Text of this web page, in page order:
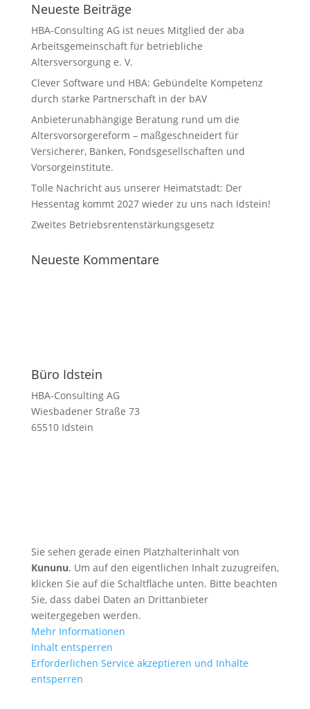
Neueste Beiträge
HBA-Consulting AG ist neues Mitglied der aba
Arbeitsgemeinschaft für betriebliche
Altersversorgung e. V.
Clever Software und HBA: Gebündelte Kompetenz
durch starke Partnerschaft in der bAV
Anbieterunabhängige Beratung rund um die
Altersvorsorgereform – maßgeschneidert für
Versicherer, Banken, Fondsgesellschaften und
Vorsorgeinstitute.
Tolle Nachricht aus unserer Heimatstadt: Der
Hessentag kommt 2027 wieder zu uns nach Idstein!
Zweites Betriebsrentenstärkungsgesetz
Neueste Kommentare
Büro Idstein
HBA-Consulting AG
Wiesbadener Straße 73
65510 Idstein
Sie sehen gerade einen Platzhalterinhalt von
Kununu. Um auf den eigentlichen Inhalt zuzugreifen,
klicken Sie auf die Schaltfläche unten. Bitte beachten
Sie, dass dabei Daten an Drittanbieter
weitergegeben werden.
Mehr Informationen
Inhalt entsperren
Erforderlichen Service akzeptieren und Inhalte
entsperren